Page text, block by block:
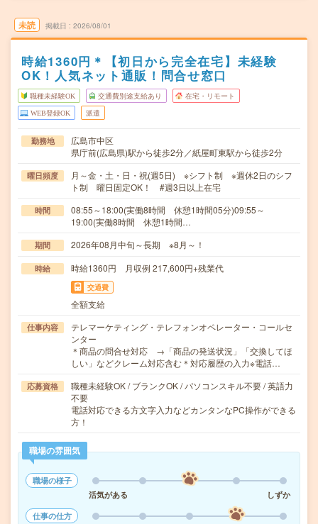
未読 掲載日 2026/08/01
時給1360円＊【初日から完全在宅】未経験
OK！人気ネット通販！問合せ窓口
職種未経験OK 交通費別途支給あり 在宅・リモート
WEB登録OK 派遣
勤務地
広島市中区
県庁前(広島県)駅から徒歩2分／紙屋町東駅から徒歩2分
曜日頻度
月～金・土・日・祝(週5日) ※シフト制 ※週休2日のシフ
ト制 曜日固定OK！ #週3日以上在宅
時間
08:55～18:00(実働8時間 休憩1時間05分)09:55～
19:00(実働8時間 休憩1時間…
期間 2026年08月中旬～長期 ※8月～！
時給 時給1360円 月収例 217,600円+残業代
交通費
全額支給
仕事内容
テレマーケティング・テレフォンオペレーター・コールセ
ンター
＊商品の問合せ対応 →「商品の発送状況」「交換してほ
しい」などクレーム対応含む＊対応履歴の入力※電話…
応募資格
職種未経験OK / ブランクOK / パソコンスキル不要 / 英語力
不要
電話対応できる方文字入力などカンタンなPC操作ができる
方！
職場の雰囲気
職場の様子
活気がある
しずか
仕事の仕方